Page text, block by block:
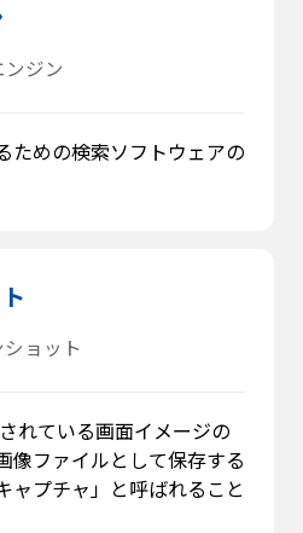
ンジン
ための検索ソフトウェアの
ョット
れている画面イメージの
像ファイルとして保存する
ャプチャ」と呼ばれること